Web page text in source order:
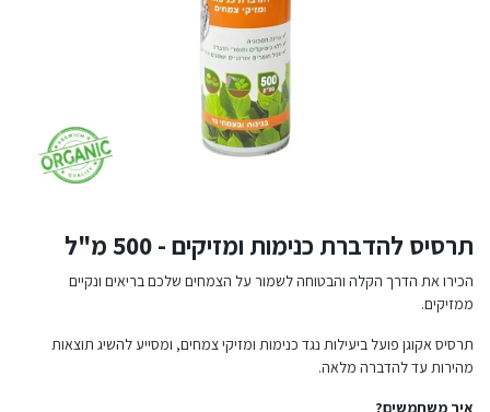
תרסיס להדברת כנימות ומזיקים - 500 מ"ל
הכירו את הדרך הקלה והבטוחה לשמור על הצמחים שלכם בריאים ונקיים
ממזיקים.
תרסיס אקוגן פועל ביעילות נגד כנימות ומזיקי צמחים, ומסייע להשיג תוצאות
מהירות עד להדברה מלאה.
איך משתמשים?